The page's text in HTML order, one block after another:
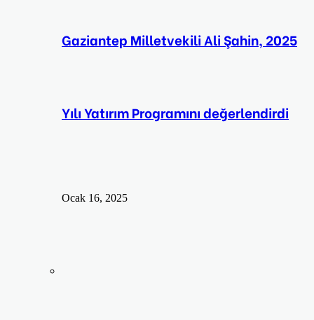
Gaziantep Milletvekili Ali Şahin, 2025
Yılı Yatırım Programını değerlendirdi
Ocak 16, 2025